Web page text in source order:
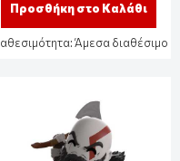
Προσθήκη στο Καλάθι
Άμεσα διαθέσιμο